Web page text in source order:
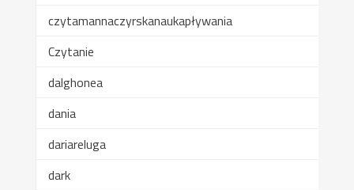
czytamannaczyrskanaukapływania
Czytanie
dalghonea
dania
dariareluga
dark